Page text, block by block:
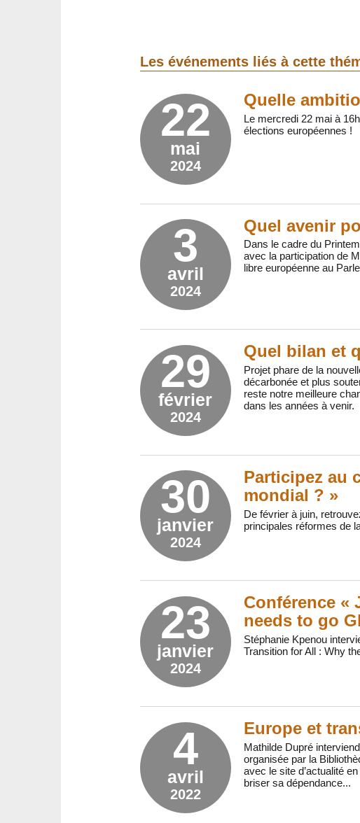
Les événements liés à cette
22
mai
2024
Quelle
Le mercredi 22 mai à
élections européennes !
3
avril
2024
Quel avenir
Dans le cadre du
avec la participation de
libre européenne au
29
février
2024
Quel bilan et
Projet phare de la
décarbonée et plus
reste notre meilleure
dans les années à venir.
30
janvier
2024
Participez au
mondial ? »
De février à juin,
principales réformes de
23
janvier
2024
Conférence «
needs to go
Stéphanie Kpenou
Transition for All : Why
4
avril
2022
Europe et
Mathilde Dupré
organisée par la
avec le site d’actualité
briser sa dépendance...